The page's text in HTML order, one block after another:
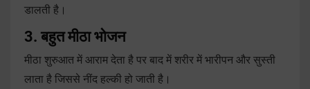
डालती है।
3. बहुत मीठा भोजन
मीठा शुरुआत में आराम देता है पर बाद में शरीर में भारीपन और सुस्ती
लाता है जिससे नींद हल्की हो जाती है।